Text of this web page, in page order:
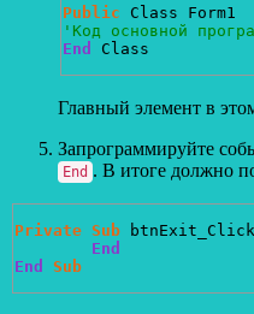
Public
'Код основной
End
Class
Главный элемент в
Запрограммируйте
End . В итоге должно
Private Sub
End
End
Sub